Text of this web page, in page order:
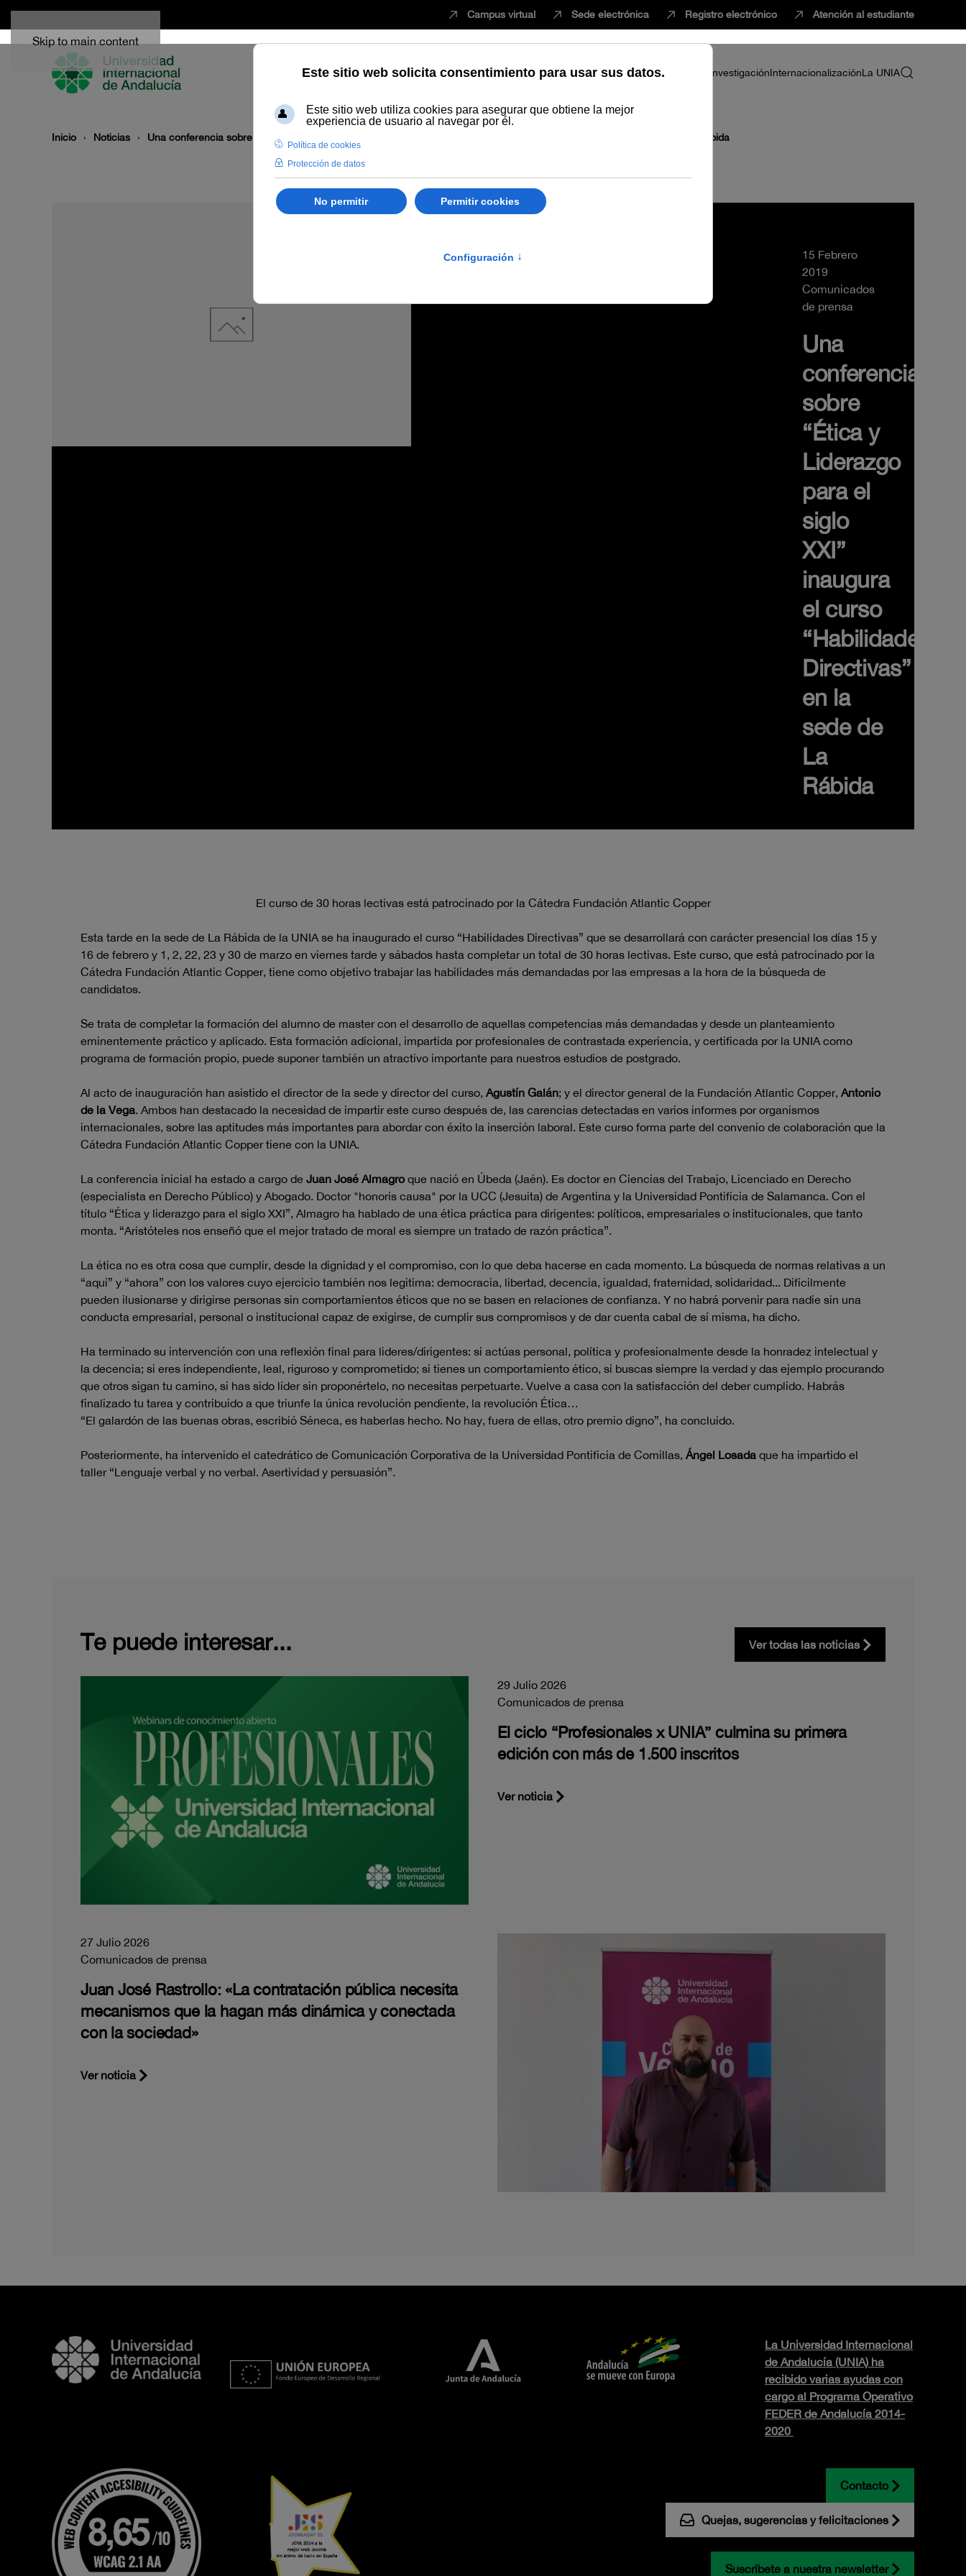
Skip to main content
Campus virtual Sede electrónica Registro electrónico Atención al estudiante
EstudiarInnovaciónVida universitariaProfesorado InvestigaciónInternacionalizaciónLa UNIA
Inicio Noticias Una conferencia sobre “Ética y Liderazgo para el siglo XXI” inaugura el curso “Habilidades Directivas” en la sede de La Rábida
15 Febrero
2019
Comunicados
de prensa
Una
conferencia
sobre
“Ética y
Liderazgo
para el
siglo
XXI”
inaugura
el curso
“Habilidades
Directivas”
en la
sede de
La
Rábida
El curso de 30 horas lectivas está patrocinado por la Cátedra Fundación Atlantic Copper
Esta tarde en la sede de La Rábida de la UNIA se ha inaugurado el curso “Habilidades Directivas” que se desarrollará con carácter presencial los días 15 y
16 de febrero y 1, 2, 22, 23 y 30 de marzo en viernes tarde y sábados hasta completar un total de 30 horas lectivas. Este curso, que está patrocinado por la
Cátedra Fundación Atlantic Copper, tiene como objetivo trabajar las habilidades más demandadas por las empresas a la hora de la búsqueda de
candidatos.
Se trata de completar la formación del alumno de master con el desarrollo de aquellas competencias más demandadas y desde un planteamiento
eminentemente práctico y aplicado. Esta formación adicional, impartida por profesionales de contrastada experiencia, y certificada por la UNIA como
programa de formación propio, puede suponer también un atractivo importante para nuestros estudios de postgrado.
Al acto de inauguración han asistido el director de la sede y director del curso, Agustín Galán; y el director general de la Fundación Atlantic Copper, Antonio
de la Vega. Ambos han destacado la necesidad de impartir este curso después de, las carencias detectadas en varios informes por organismos
internacionales, sobre las aptitudes más importantes para abordar con éxito la inserción laboral. Este curso forma parte del convenio de colaboración que la
Cátedra Fundación Atlantic Copper tiene con la UNIA.
La conferencia inicial ha estado a cargo de Juan José Almagroque nació en Úbeda (Jaén). Es doctor en Ciencias del Trabajo, Licenciado en Derecho
(especialista en Derecho Público) y Abogado. Doctor "honoris causa" por la UCC (Jesuita) de Argentina y la Universidad Pontificia de Salamanca. Con el
título “Ética y liderazgo para el siglo XXI”, Almagro ha hablado de una ética práctica para dirigentes: políticos, empresariales o institucionales, que tanto
monta. “Aristóteles nos enseñó que el mejor tratado de moral es siempre un tratado de razón práctica”.
La ética no es otra cosa que cumplir, desde la dignidad y el compromiso, con lo que deba hacerse en cada momento. La búsqueda de normas relativas a un
“aquí” y “ahora” con los valores cuyo ejercicio también nos legitima: democracia, libertad, decencia, igualdad, fraternidad, solidaridad... Difícilmente
pueden ilusionarse y dirigirse personas sin comportamientos éticos que no se basen en relaciones de confianza. Y no habrá porvenir para nadie sin una
conducta empresarial, personal o institucional capaz de exigirse, de cumplir sus compromisos y de dar cuenta cabal de sí misma, ha dicho.
Ha terminado su intervención con una reflexión final para lideres/dirigentes: si actúas personal, política y profesionalmente desde la honradez intelectual y
la decencia; si eres independiente, leal, riguroso y comprometido; si tienes un comportamiento ético, si buscas siempre la verdad y das ejemplo procurando
que otros sigan tu camino, si has sido líder sin proponértelo, no necesitas perpetuarte. Vuelve a casa con la satisfacción del deber cumplido. Habrás
finalizado tu tarea y contribuido a que triunfe la única revolución pendiente, la revolución Ética…
“El galardón de las buenas obras, escribió Séneca, es haberlas hecho. No hay, fuera de ellas, otro premio digno”, ha concluido.
Posteriormente, ha intervenido el catedrático de Comunicación Corporativa de la Universidad Pontificia de Comillas, Ángel Losada que ha impartido el
taller “Lenguaje verbal y no verbal. Asertividad y persuasión”.
Te puede interesar... Ver todas las noticias
29 Julio 2026
Comunicados de prensa
El ciclo “Profesionales x UNIA” culmina su primera
edición con más de 1.500 inscritos
Ver noticia
27 Julio 2026
Comunicados de prensa
Juan José Rastrollo: «La contratación pública necesita
mecanismos que la hagan más dinámica y conectada
con la sociedad»
Ver noticia
La Universidad Internacional
de Andalucía (UNIA) ha
recibido varias ayudas con
cargo al Programa Operativo
FEDER de Andalucía 2014-
2020
Contacto
Quejas, sugerencias y felicitaciones
Suscríbete a nuestra newsletter